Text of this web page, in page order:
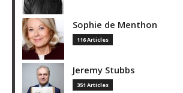
Sophie de Menthon
116 Articles
Jeremy Stubbs
351 Articles